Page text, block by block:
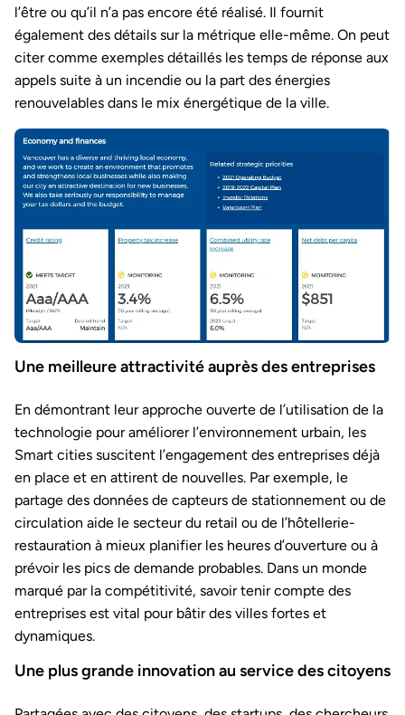
l’être ou qu’il n’a pas encore été réalisé. Il fournit
également des détails sur la métrique elle-même. On peut
citer comme exemples détaillés les temps de réponse aux
appels suite à un incendie ou la part des énergies
renouvelables dans le mix énergétique de la ville.
Une meilleure attractivité auprès des entreprises
En démontrant leur approche ouverte de l’utilisation de la
technologie pour améliorer l’environnement urbain, les
Smart cities suscitent l’engagement des entreprises déjà
en place et en attirent de nouvelles. Par exemple, le
partage des données de capteurs de stationnement ou de
circulation aide le secteur du retail ou de l’hôtellerie-
restauration à mieux planifier les heures d’ouverture ou à
prévoir les pics de demande probables. Dans un monde
marqué par la compétitivité, savoir tenir compte des
entreprises est vital pour bâtir des villes fortes et
dynamiques.
Une plus grande innovation au service des citoyens